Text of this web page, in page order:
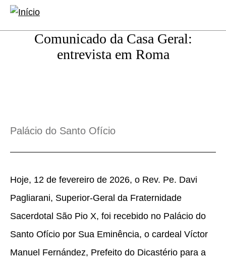
formulário
Comunicado da Casa Geral:
entrevista em Roma
Palácio do Santo Ofício
Hoje, 12 de fevereiro de 2026, o Rev. Pe. Davi
Pagliarani, Superior-Geral da Fraternidade
Sacerdotal São Pio X, foi recebido no Palácio do
Santo Ofício por Sua Eminência, o cardeal Víctor
Manuel Fernández, Prefeito do Dicastério para a